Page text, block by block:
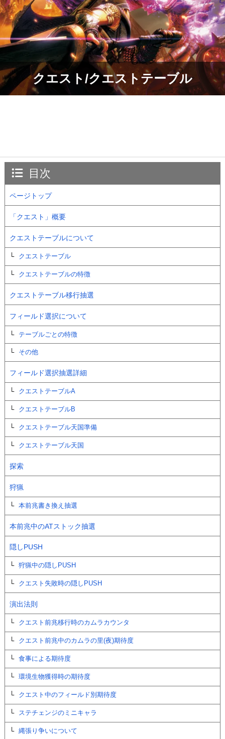
クエスト/クエストテーブル
目次
ページトップ
「クエスト」概要
クエストテーブルについて
クエストテーブル
クエストテーブルの特徴
クエストテーブル移行抽選
フィールド選択について
テーブルごとの特徴
その他
フィールド選択抽選詳細
クエストテーブルA
クエストテーブルB
クエストテーブル天国準備
クエストテーブル天国
探索
狩猟
本前兆書き換え抽選
本前兆中のATストック抽選
隠しPUSH
狩猟中の隠しPUSH
クエスト失敗時の隠しPUSH
演出法則
クエスト前兆移行時のカムラカウンタ
クエスト前兆中のカムラの里(夜)期待度
食事による期待度
環境生物獲得時の期待度
クエスト中のフィールド別期待度
ステチェンジのミニキャラ
縄張り争いについて